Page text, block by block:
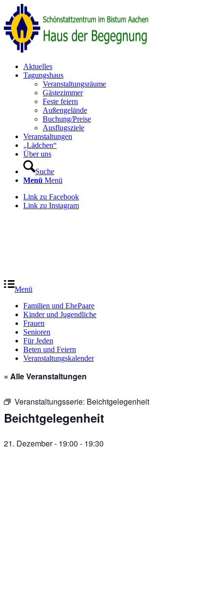
Aktuelles
Tagungshaus
Veranstaltungsräume
Gästezimmer
Feste feiern
Außengelände
Buchung/Preise
Ausflugsziele
Veranstaltungen
„Lädchen“
Über uns
Suche
Menü Menü
Link zu Facebook
Link zu Instagram
Menü
Familien und EhePaare
Kinder und Jugendliche
Frauen
Senioren
Für Jeden
Beten und Feiern
Veranstaltungskalender
« Alle Veranstaltungen
Veranstaltungsserie: Beichtgelegenheit
Beichtgelegenheit
21. Dezember - 19:00 - 19:30